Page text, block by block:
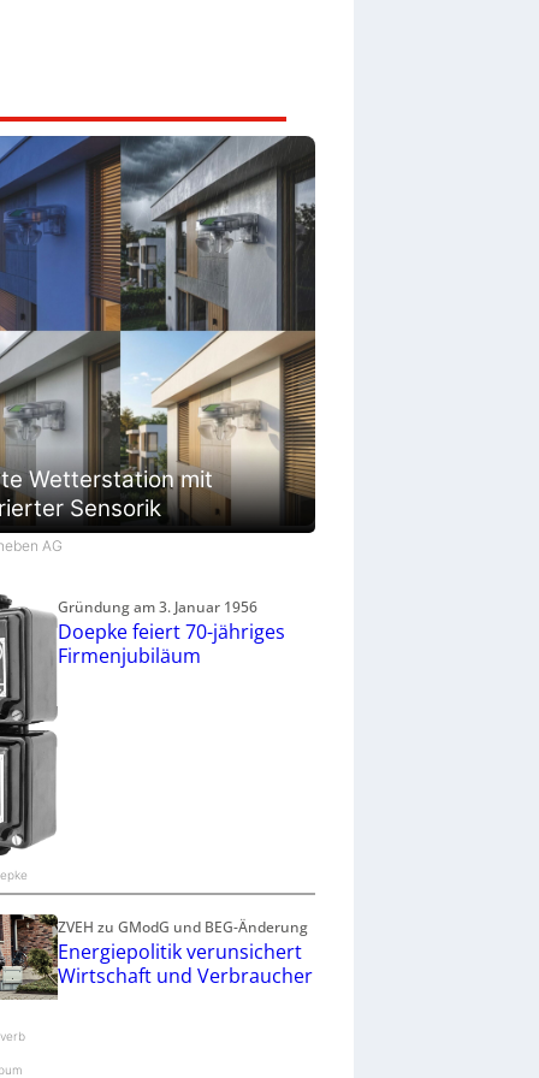
Wetterstation mit
Sensorik
AG
Gründung am 3. Januar 1956
Doepke feiert 70-jähriges
Firmenjubiläum
ZVEH zu GModG und BEG-Änderung
Energiepolitik verunsichert
Wirtschaft und Verbraucher